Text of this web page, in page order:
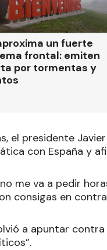
un fuerte
frontal: emiten
por tormentas y
el presidente
con España y
me va a pedir
consigas en
a apuntar